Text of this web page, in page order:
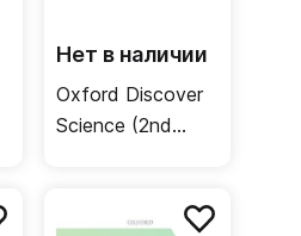
Нет в наличии
Oxford Discover
Science (2nd
Книга для